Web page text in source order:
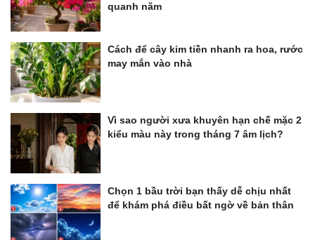
quanh năm
Cách để cây kim tiền nhanh ra hoa, rước
may mắn vào nhà
Vì sao người xưa khuyên hạn chế mặc 2
kiểu màu này trong tháng 7 âm lịch?
Chọn 1 bầu trời bạn thấy dễ chịu nhất
để khám phá điều bất ngờ về bản thân